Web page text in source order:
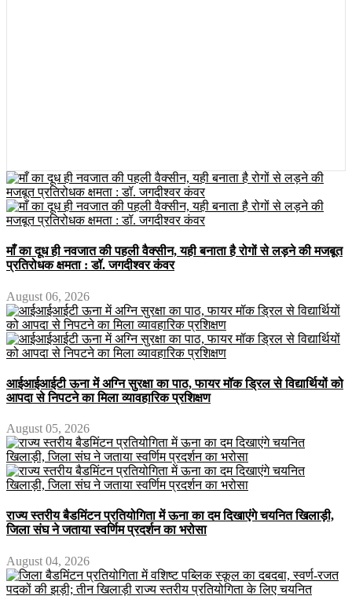
माँ का दूध ही नवजात की पहली वैक्सीन, यही बनाता है रोगों से लड़ने की मजबूत
प्रतिरोधक क्षमता : डॉ. जगदीश्वर कंवर
August 06, 2026
आईआईआईटी ऊना में अग्नि सुरक्षा का पाठ, फायर मॉक ड्रिल से विद्यार्थियों को
आपदा से निपटने का मिला व्यावहारिक प्रशिक्षण
August 05, 2026
राज्य स्तरीय बैडमिंटन प्रतियोगिता में ऊना का दम दिखाएंगे चयनित खिलाड़ी,
जिला संघ ने जताया स्वर्णिम प्रदर्शन का भरोसा
August 04, 2026